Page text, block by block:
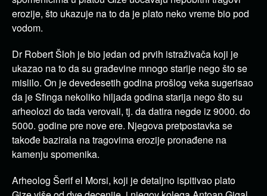
erozije, što ukazuje na to da je plato neko vreme bio pod
vodom.
Dr Robert Šloh je bio jedan od prvih istraživača koji je
ukazao na to da su građevine mnogo starije nego što se
mislilo. On je devedesetih godina prošlog veka sugerisao
da je Sfinga nekoliko hiljada godina starija nego što su
arheolozi do tada verovali, tj. da datira negde iz 9000. do
5000. godine pre nove ere. Njegova pretpostavka se
takođe bazirala na tragovima erozije pronađene na
kamenju spomenika.
Arheolog Šerif el Morsi, koji je detaljno ispitivao plato